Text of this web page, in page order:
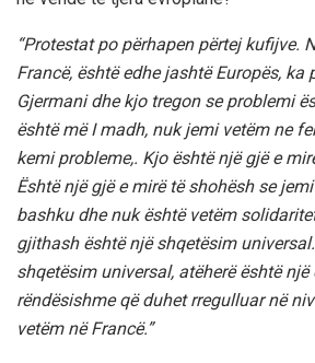
“Protestat po përhapen përtej kufijve.
Francë, është edhe jashtë Europës, ka
Gjermani dhe kjo tregon se problemi
është më I madh, nuk jemi vetëm ne
kemi probleme,. Kjo është një gjë e
Është një gjë e mirë të shohësh se
bashku dhe nuk është vetëm
gjithash është një shqetësim
shqetësim universal, atëherë është
rëndësishme që duhet rregulluar në
vetëm në Francë.”